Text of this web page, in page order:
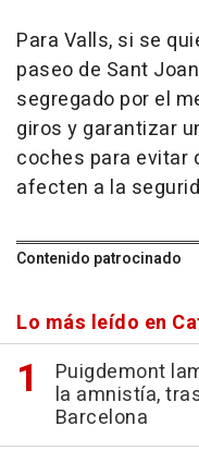
Para Valls, si se
paseo de Sant
segregado por el
giros y garantizar
coches para evitar
afecten a la
Contenido patrocinado
Lo más leído en
Puigdemont
la amnistía,
Barcelona